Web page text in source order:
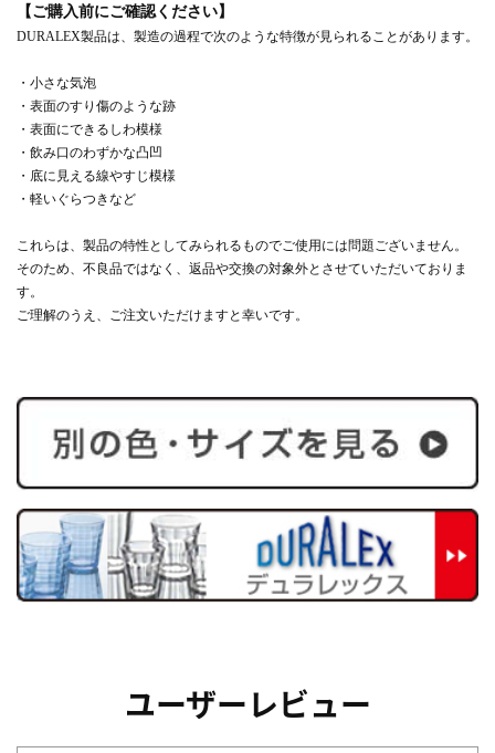
【ご購入前にご確認ください】
DURALEX製品は、製造の過程で次のような特徴が見られることがあります。
・小さな気泡
・表面のすり傷のような跡
・表面にできるしわ模様
・飲み口のわずかな凸凹
・底に見える線やすじ模様
・軽いぐらつきなど
これらは、製品の特性としてみられるものでご使用には問題ございません。
そのため、不良品ではなく、返品や交換の対象外とさせていただいておりま
す。
ご理解のうえ、ご注文いただけますと幸いです。
ユーザーレビュー